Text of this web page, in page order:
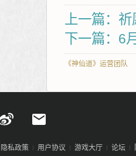
上一篇：
下一篇：6
《神仙道》运营团队
隐私政策 用户协议 游戏大厅 论坛